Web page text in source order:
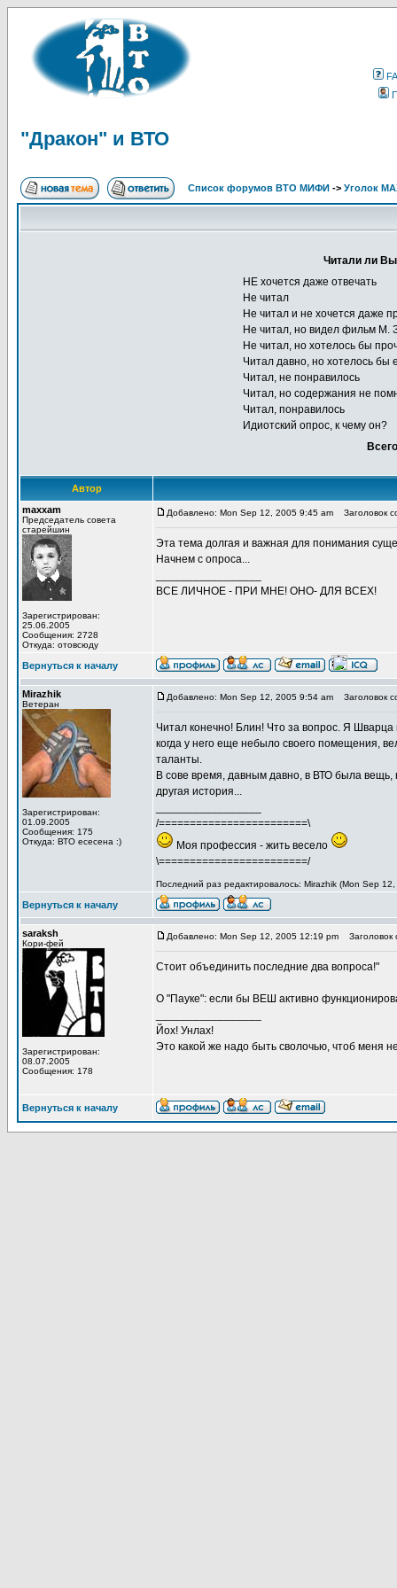
"Дракон" и ВТО
Список форумов ВТО МИФИ -> Уголок
Читали ли
НЕ хочется даже отвечать
Не читал
Не читал и не хочется даже
Не читал, но видел фильм М.
Не читал, но хотелось бы
Читал давно, но хотелось бы
Читал, не понравилось
Читал, но содержания не
Читал, понравилось
Идиотский опрос, к чему он?
Автор
maxxam
Председатель совета
старейшин
Зарегистрирован:
25.06.2005
Сообщения: 2728
Откуда: отовсюду
Добавлено: Mon Sep 12, 2005 9:45 am Заголовок
Эта тема долгая и важная для понимания
Начнем с опроса...
ВСЕ ЛИЧНОЕ - ПРИ МНЕ! ОНО- ДЛЯ ВСЕХ!
Вернуться к началу
Mirazhik
Ветеран
Зарегистрирован:
01.09.2005
Сообщения: 175
Откуда: ВТО есесена :)
Добавлено: Mon Sep 12, 2005 9:54 am Заголовок
Читал конечно! Блин! Что за вопрос. Я
когда у него еще небыло своего помещения,
таланты.
В сове время, давным давно, в ВТО была
другая история...
/========================\
Моя профессия - жить весело
\========================/
Последний раз редактировалось: Mirazhik (Mon Sep
Вернуться к началу
saraksh
Кори-фей
Зарегистрирован:
08.07.2005
Сообщения: 178
Добавлено: Mon Sep 12, 2005 12:19 pm Заголовок
Стоит объединить последние два вопроса!"
О "Пауке": если бы ВЕШ активно
Йох! Унлах!
Это какой же надо быть сволочью, чтоб меня
Вернуться к началу